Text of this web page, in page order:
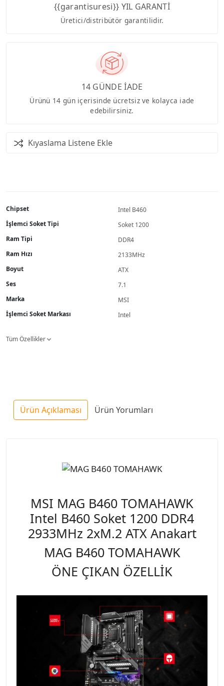
{{garantisuresi}} YIL GARANTİ
Üretici/distribütör garantilidir.
14 GÜNDE İADE
Ürünü 14 gün içerisinde ücretsiz ve kolayca iade
edebilirsiniz.
Kıyaslama Listene Ekle
Chipset
Intel B460
İşlemci Soket Tipi
Soket 1200
Ram Tipi
DDR4
Ram Hızı
2133MHz
Boyut
ATX
Ses
7.1
Marka
MSI
İşlemci Soket Markası
Intel
Tüm Özellikler
Ürün Açıklaması Ürün Yorumları
MSI MAG B460 TOMAHAWK
Intel B460 Soket 1200 DDR4
2933MHz 2xM.2 ATX Anakart
MAG B460 TOMAHAWK
ÖNE ÇIKAN ÖZELLİK